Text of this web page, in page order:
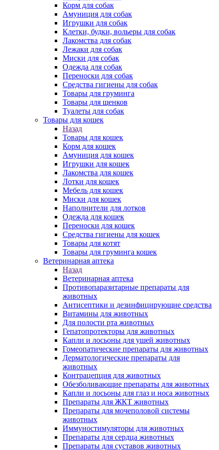
Корм для собак
Амуниция для собак
Игрушки для собак
Клетки, будки, вольеры для собак
Лакомства для собак
Лежаки для собак
Миски для собак
Одежда для собак
Переноски для собак
Средства гигиены для собак
Товары для груминга
Товары для щенков
Туалеты для собак
Товары для кошек
Назад
Товары для кошек
Корм для кошек
Амуниция для кошек
Игрушки для кошек
Лакомства для кошек
Лотки для кошек
Мебель для кошек
Миски для кошек
Наполнители для лотков
Одежда для кошек
Переноски для кошек
Средства гигиены для кошек
Товары для котят
Товары для груминга кошек
Ветеринарная аптека
Назад
Ветеринарная аптека
Противопаразитарные препараты для
животных
Антисептики и дезинфицирующие средства
Витамины для животных
Для полости рта животных
Гепатопротекторы для животных
Капли и лосьоны для ушей животных
Гомеопатические препараты для животных
Дерматологические препараты для
животных
Контрацепция для животных
Обезболивающие препараты для животных
Капли и лосьоны для глаз и носа животных
Препараты для ЖКТ животных
Препараты для мочеполовой системы
животных
Иммуностимуляторы для животных
Препараты для сердца животных
Препараты для суставов животных